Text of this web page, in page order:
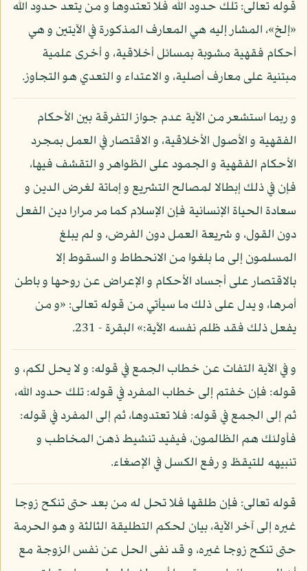
قوله تعالى: تلك حدود الله فلا تعتدوها و من يتعد حدود الله
«إلخ»، المشار إليه هي المعارف المذكورة في الآيتين و هي
أحكام فقهية مشوبة بمسائل أخلاقية، و أخرى علمية
مبتنية على معارف أصلية، و الاعتداء و التعدي هو التجاوز.
و ربما استشعر من الآية عدم جواز التفرقة بين الأحكام
الفقهية و الأصول الأخلاقية، و الاقتصار في العمل بمجرد
الأحكام الفقهية و الجمود على الظواهر و التقشف فيها،
فإن في ذلك إبطالا لمصالح التشريع و إماتة لغرض الدين و
سعادة الحياة الإنسانية فإن الإسلام كما مر مرارا دين الفعل
دون القول، و شريعة العمل دون الفرض، و لم يبلغ
المسلمون إلى ما بلغوا من الانحطاط و السقوط إلا
بالاقتصار على أجساد الأحكام و الإعراض عن روحها و باطن
أمرها، و يدل على ذلك ما سيأتي من قوله تعالى: «و من
يفعل ذلك فقد ظلم نفسه الآية:» البقرة - 231.
و في الآية التفات عن خطاب الجمع في قوله: و لا يحل لكم، و
قوله: فإن خفتم إلى خطاب المفرد في قوله: تلك حدود الله،
ثم إلى الجمع في قوله: فلا تعتدوها، ثم إلى المفرد في قوله:
فأولئك هم الظالمون، فيفيد تنشيط ذهن المخاطب و
تنبيهه للتيقظ و رفع الكسل في الإصغاء.
قوله تعالى: فإن طلقها فلا تحل له من بعد حتى تنكح زوجا
غيره إلى آخر الآية، بيان لحكم التطليقة الثالثة و هو الحرمة
حتى تنكح زوجا غيره، و قد نفى الحل عن نفس الزوجة مع